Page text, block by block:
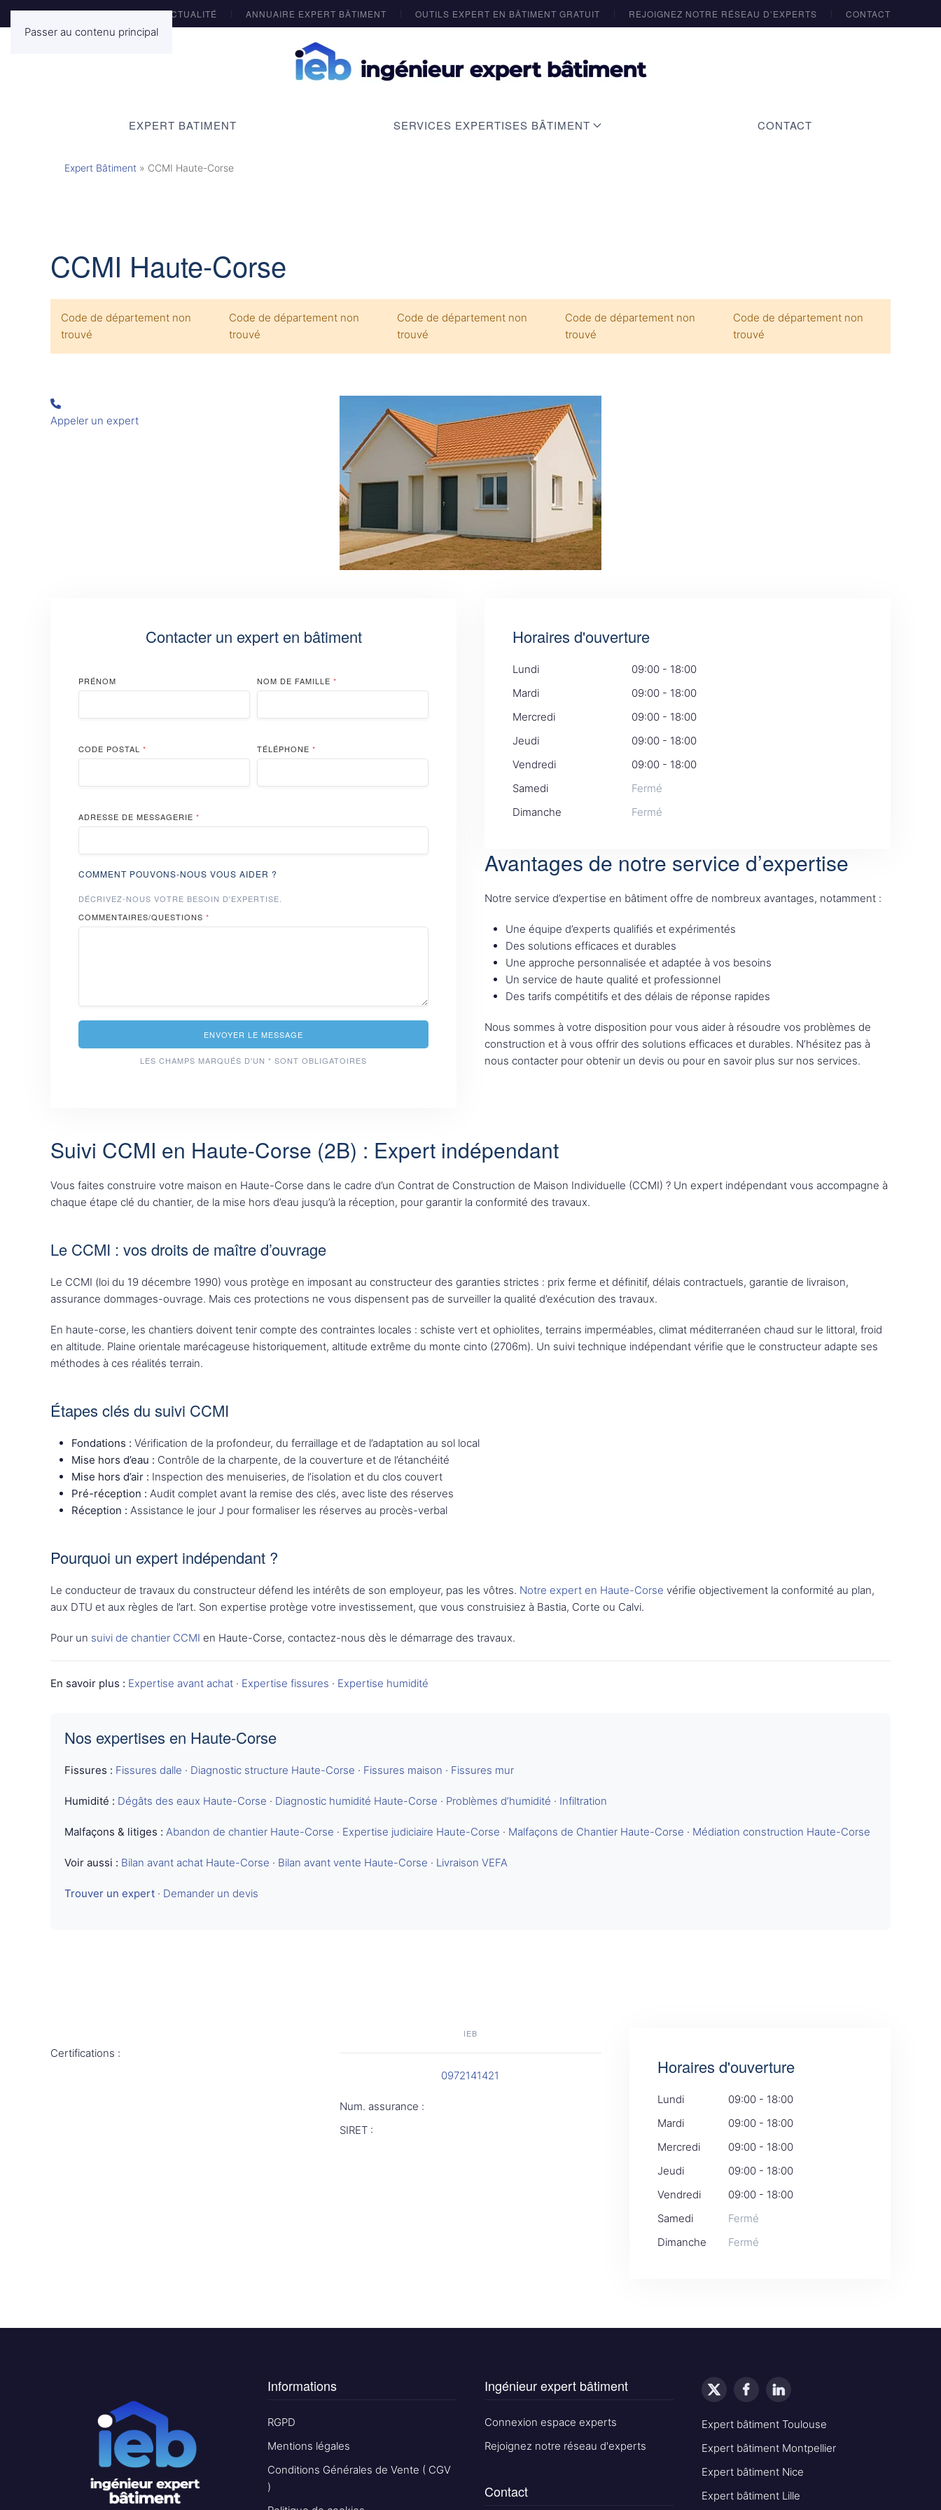
Passer au contenu principal
ACTUALITÉ ANNUAIRE EXPERT BÂTIMENT OUTILS EXPERT EN BÂTIMENT GRATUIT REJOIGNEZ NOTRE RÉSEAU D’EXPERTS CONTACT
EXPERT BATIMENT SERVICES EXPERTISES BÂTIMENT CONTACT
Expert Bâtiment » CCMI Haute-Corse
CCMI Haute-Corse
Code de département non
trouvé
Code de département non
trouvé
Code de département non
trouvé
Code de département non
trouvé
Code de département non
trouvé
Appeler un expert
Contacter un expert en bâtiment
PRÉNOM NOM DE FAMILLE *
CODE POSTAL * TÉLÉPHONE *
ADRESSE DE MESSAGERIE *
COMMENT POUVONS-NOUS VOUS AIDER ?
DÉCRIVEZ-NOUS VOTRE BESOIN D'EXPERTISE.
COMMENTAIRES/QUESTIONS *
ENVOYER LE MESSAGE
LES CHAMPS MARQUÉS D'UN * SONT OBLIGATOIRES
Horaires d'ouverture
Lundi
09:00 - 18:00
Mardi
09:00 - 18:00
Mercredi
09:00 - 18:00
Jeudi
09:00 - 18:00
Vendredi
09:00 - 18:00
Samedi
Fermé
Dimanche
Fermé
Avantages de notre service d’expertise
Notre service d’expertise en bâtiment offre de nombreux avantages, notamment :
Une équipe d’experts qualifiés et expérimentés
Des solutions efficaces et durables
Une approche personnalisée et adaptée à vos besoins
Un service de haute qualité et professionnel
Des tarifs compétitifs et des délais de réponse rapides
Nous sommes à votre disposition pour vous aider à résoudre vos problèmes de
construction et à vous offrir des solutions efficaces et durables. N’hésitez pas à
nous contacter pour obtenir un devis ou pour en savoir plus sur nos services.
Suivi CCMI en Haute-Corse (2B) : Expert indépendant
Vous faites construire votre maison en Haute-Corse dans le cadre d’un Contrat de Construction de Maison Individuelle (CCMI) ? Un expert indépendant vous accompagne à
chaque étape clé du chantier, de la mise hors d’eau jusqu’à la réception, pour garantir la conformité des travaux.
Le CCMI : vos droits de maître d’ouvrage
Le CCMI (loi du 19 décembre 1990) vous protège en imposant au constructeur des garanties strictes : prix ferme et définitif, délais contractuels, garantie de livraison,
assurance dommages-ouvrage. Mais ces protections ne vous dispensent pas de surveiller la qualité d’exécution des travaux.
En haute-corse, les chantiers doivent tenir compte des contraintes locales : schiste vert et ophiolites, terrains imperméables, climat méditerranéen chaud sur le littoral, froid
en altitude. Plaine orientale marécageuse historiquement, altitude extrême du monte cinto (2706m). Un suivi technique indépendant vérifie que le constructeur adapte ses
méthodes à ces réalités terrain.
Étapes clés du suivi CCMI
Fondations : Vérification de la profondeur, du ferraillage et de l’adaptation au sol local
Mise hors d’eau : Contrôle de la charpente, de la couverture et de l’étanchéité
Mise hors d’air : Inspection des menuiseries, de l’isolation et du clos couvert
Pré-réception : Audit complet avant la remise des clés, avec liste des réserves
Réception : Assistance le jour J pour formaliser les réserves au procès-verbal
Pourquoi un expert indépendant ?
Le conducteur de travaux du constructeur défend les intérêts de son employeur, pas les vôtres. Notre expert en Haute-Corse vérifie objectivement la conformité au plan,
aux DTU et aux règles de l’art. Son expertise protège votre investissement, que vous construisiez à Bastia, Corte ou Calvi.
Pour un suivi de chantier CCMI en Haute-Corse, contactez-nous dès le démarrage des travaux.
En savoir plus : Expertise avant achat · Expertise fissures · Expertise humidité
Nos expertises en Haute-Corse
Fissures : Fissures dalle · Diagnostic structure Haute-Corse · Fissures maison · Fissures mur
Humidité : Dégâts des eaux Haute-Corse · Diagnostic humidité Haute-Corse · Problèmes d’humidité · Infiltration
Malfaçons & litiges : Abandon de chantier Haute-Corse · Expertise judiciaire Haute-Corse · Malfaçons de Chantier Haute-Corse · Médiation construction Haute-Corse
Voir aussi : Bilan avant achat Haute-Corse · Bilan avant vente Haute-Corse · Livraison VEFA
Trouver un expert · Demander un devis
Certifications :
IEB
0972141421
Num. assurance :
SIRET :
Horaires d'ouverture
Lundi
09:00 - 18:00
Mardi
09:00 - 18:00
Mercredi
09:00 - 18:00
Jeudi
09:00 - 18:00
Vendredi
09:00 - 18:00
Samedi
Fermé
Dimanche
Fermé
Informations
RGPD
Mentions légales
Conditions Générales de Vente ( CGV
)
Ingénieur expert bâtiment
Connexion espace experts
Rejoignez notre réseau d'experts
Contact
Expert bâtiment Toulouse
Expert bâtiment Montpellier
Expert bâtiment Nice
Expert bâtiment Lille